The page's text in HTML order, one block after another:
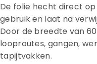
De folie hecht direct
gebruik en laat na
Door de breedte van
looproutes, gangen,
tapijtvakken.